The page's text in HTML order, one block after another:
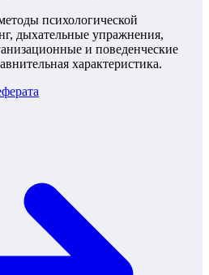
психологической
дыхательные упражнения,
и поведенческие
характеристика.